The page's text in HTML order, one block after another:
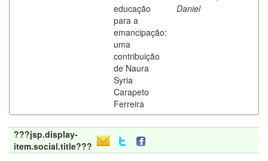
educação
para a
emancipação:
uma
contribuição
de Naura
Syria
Carapeto
Ferreira
Daniel
???jsp.display-
item.social.title???